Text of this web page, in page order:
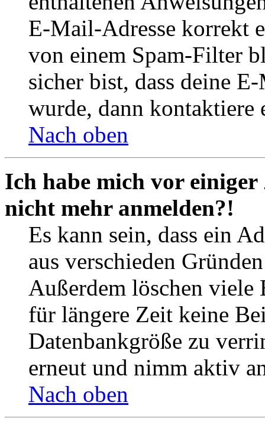
E-Mail-Adresse korrekt
von einem Spam-Filter
sicher bist, dass deine
wurde, dann kontaktiere
Nach oben
Ich habe mich vor
nicht mehr anmelden?!
Es kann sein, dass ein
aus verschieden
Außerdem löschen viele
für längere Zeit keine
Datenbankgröße zu
erneut und nimm aktiv
Nach oben